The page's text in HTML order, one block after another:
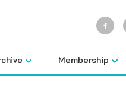
Membership